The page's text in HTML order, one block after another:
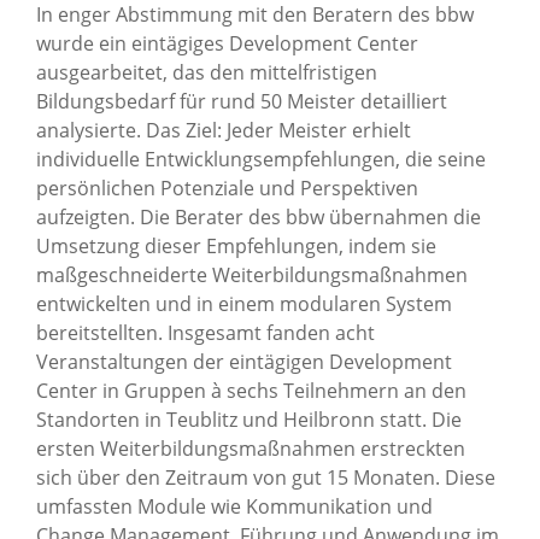
In enger Abstimmung mit den Beratern des bbw
wurde ein eintägiges Development Center
ausgearbeitet, das den mittelfristigen
Bildungsbedarf für rund 50 Meister detailliert
analysierte. Das Ziel: Jeder Meister erhielt
individuelle Entwicklungsempfehlungen, die seine
persönlichen Potenziale und Perspektiven
aufzeigten. Die Berater des bbw übernahmen die
Umsetzung dieser Empfehlungen, indem sie
maßgeschneiderte Weiterbildungsmaßnahmen
entwickelten und in einem modularen System
bereitstellten. Insgesamt fanden acht
Veranstaltungen der eintägigen Development
Center in Gruppen à sechs Teilnehmern an den
Standorten in Teublitz und Heilbronn statt. Die
ersten Weiterbildungsmaßnahmen erstreckten
sich über den Zeitraum von gut 15 Monaten. Diese
umfassten Module wie Kommunikation und